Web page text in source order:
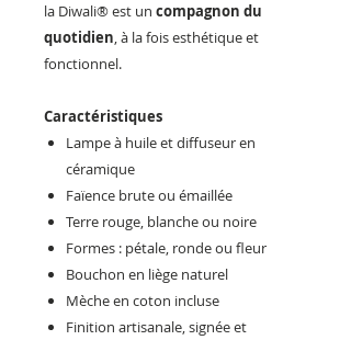
la Diwali® est un compagnon du
quotidien, à la fois esthétique et
fonctionnel.
Caractéristiques
Lampe à huile et diffuseur en
céramique
Faïence brute ou émaillée
Terre rouge, blanche ou noire
Formes : pétale, ronde ou fleur
Bouchon en liège naturel
Mèche en coton incluse
Finition artisanale, signée et